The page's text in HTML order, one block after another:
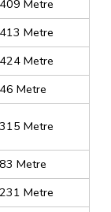
409 Metre
413 Metre
424 Metre
46 Metre
315 Metre
83 Metre
231 Metre